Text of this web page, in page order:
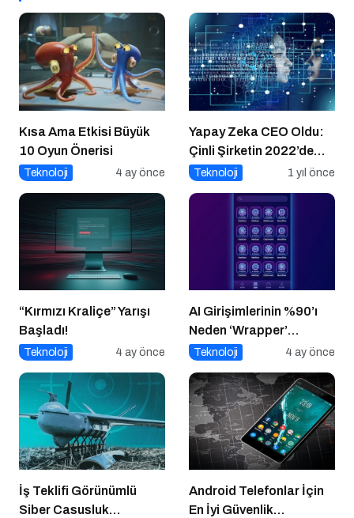
Kısa Ama Etkisi Büyük
10 Oyun Önerisi
Teknoloji 4 ay önce
Yapay Zeka CEO Oldu:
Çinli Şirketin 2022’de
Attığı Adım Yeniden
Teknoloji 1 yıl önce
“Kırmızı Kraliçe” Yarışı
Başladı!
Teknoloji 4 ay önce
AI Girişimlerinin %90’ı
Neden ‘Wrapper’
Kalıyor?
Teknoloji 4 ay önce
İş Teklifi Görünümlü
Siber Casusluk
Android Telefonlar İçin
En İyi Güvenlik